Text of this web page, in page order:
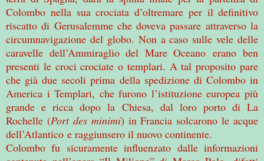
Colombo nella sua crociata d’oltremare per il definitivo
riscatto di Gerusalemme che doveva passare attraverso la
circumnavigazione del globo. Non a caso sulle vele delle
caravelle dell’Ammiraglio del Mare Oceano erano ben
presenti le croci crociate o templari. A tal proposito pare
che già due secoli prima della spedizione di Colombo in
America i Templari, che furono l’istituzione europea più
grande e ricca dopo la Chiesa, dal loro porto di La
Rochelle (Port des minimi) in Francia solcarono le acque
dell’Atlantico e raggiunsero il nuovo continente.
Colombo fu sicuramente influenzato dalle informazioni